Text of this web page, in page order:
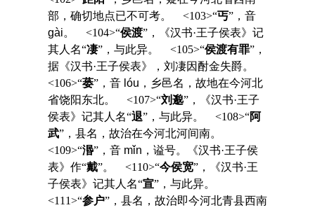
部，确切地点已不可考。 <103>“丐”，音
gài。 <104>“侯渡”，《汉书·王子侯表》记
其人名“凄”，与此异。 <105>“侯渡有罪”，
据《汉书·王子侯表》，刘凄因酎金失爵。
<106>“蒌”，音 lóu ，乡邑名，故地在今河北
省饶阳东北。 <107>“刘邈”，《汉书·王子
侯表》记其人名“退”，与此异。 <108>“阿
武”，县名，故治在今河北河间南。
<109>“湣”，音 mǐn ，谥号。《汉书·王子侯
表》作“戴”。 <110>“今侯宽”，《汉书·王
子侯表》记其人名“宣”，与此异。
<111>“参户”，县名，故治即今河北青县西南